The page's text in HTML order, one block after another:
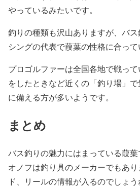
やっているみたいです。
釣りの種類も沢山ありますが、バ
シングの代表で葭葉の性格に合って
プロゴルファーは全国各地で戦っ
をしたときなど近くの「釣り場」
に備える方が多いようです。
まとめ
バス釣りの魅力にはまっている葭
オノフは釣り具のメーカーでもあ
ド、リールの情報が入るのでしょう